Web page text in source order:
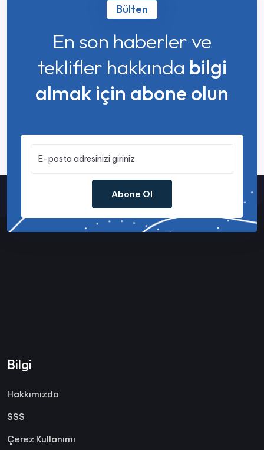
Bülten
En son haberler ve
teklifler hakkında bilgi
almak için abone olun
Abone Ol
Bilgi
Hakkımızda
SSS
Çerez Kullanımı